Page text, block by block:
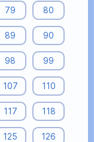
79 80
89 90
98 99
107 110
117 118
125 126